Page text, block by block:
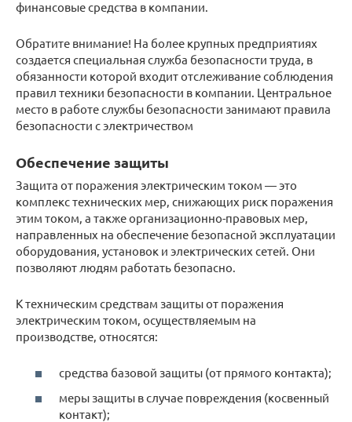
финансовые средства в компании.
Обратите внимание! На более крупных предприятиях
создается специальная служба безопасности труда, в
обязанности которой входит отслеживание соблюдения
правил техники безопасности в компании. Центральное
место в работе службы безопасности занимают правила
безопасности с электричеством
Обеспечение защиты
Защита от поражения электрическим током — это
комплекс технических мер, снижающих риск поражения
этим током, а также организационно-правовых мер,
направленных на обеспечение безопасной эксплуатации
оборудования, установок и электрических сетей. Они
позволяют людям работать безопасно.
К техническим средствам защиты от поражения
электрическим током, осуществляемым на
производстве, относятся:
средства базовой защиты (от прямого контакта);
меры защиты в случае повреждения (косвенный
контакт);